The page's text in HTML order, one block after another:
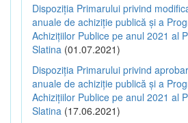
Dispoziția Primarului privind
anuale de achiziție publică și a
Achizițiilor Publice pe anul 2021 al
Slatina (01.07.2021)
Dispoziția Primarului privind
anuale de achiziție publică și a
Achizițiilor Publice pe anul 2021 al
Slatina (17.06.2021)